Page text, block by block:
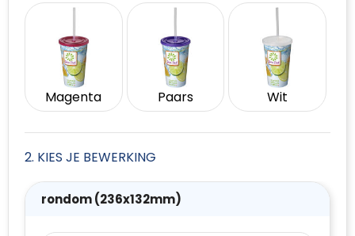
Magenta Paars Wit
2. KIES JE BEWERKING
rondom (236x132mm)